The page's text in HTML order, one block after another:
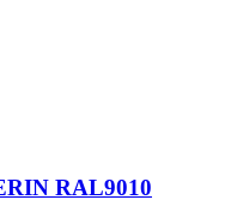
RAL9010